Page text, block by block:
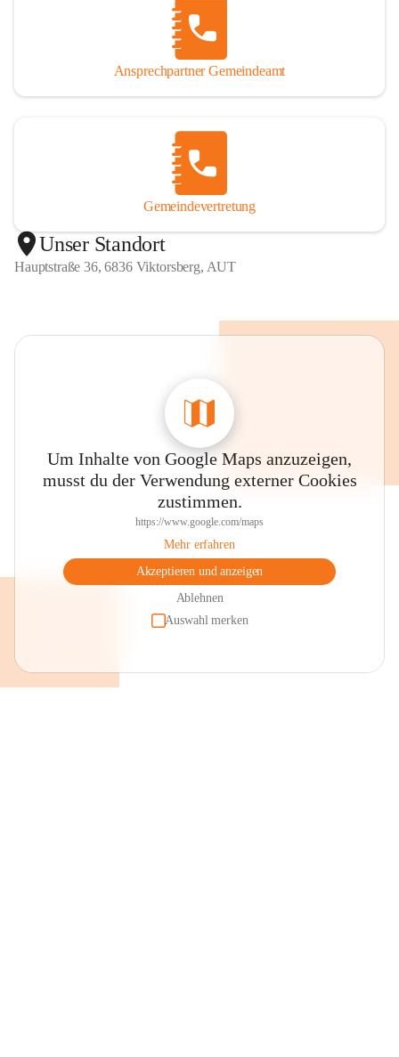
Ansprechpartner Gemeindeamt
Gemeindevertretung
Unser Standort
Hauptstraße 36, 6836 Viktorsberg, AUT
Um Inhalte von Google Maps anzuzeigen,
musst du der Verwendung externer Cookies
zustimmen.
https://www.google.com/maps
Mehr erfahren
Akzeptieren und anzeigen
Ablehnen
Auswahl merken